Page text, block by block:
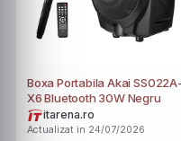
Boxa Portabila Akai SS022A-
X6 Bluetooth 30W Negru
itarena.ro
Actualizat in 24/07/2026